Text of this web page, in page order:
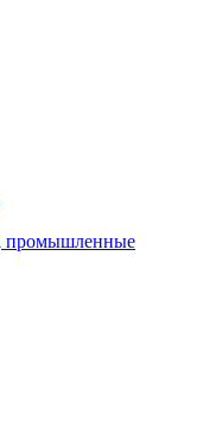
промышленные